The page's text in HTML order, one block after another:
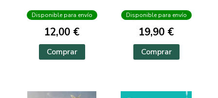
Disponible para envío
12,00 €
Comprar
Disponible para envío
19,90 €
Comprar